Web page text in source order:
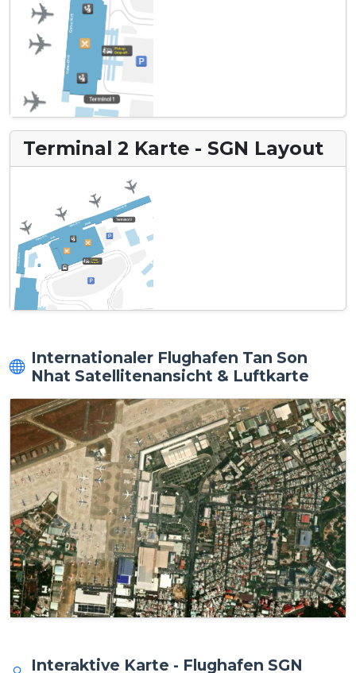
Terminal 2 Karte - SGN Layout
Internationaler Flughafen Tan Son
Nhat Satellitenansicht & Luftkarte
Interaktive Karte - Flughafen SGN